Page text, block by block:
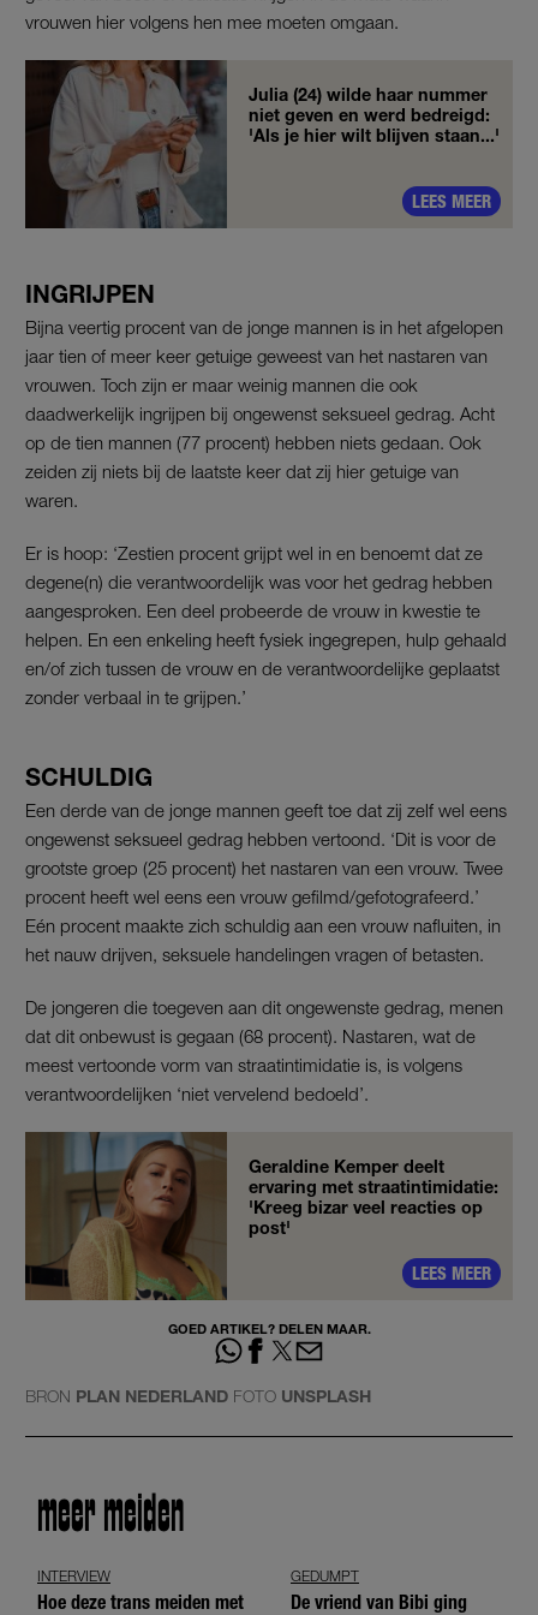
vrouwen hier volgens hen mee moeten omgaan.
Julia (24) wilde haar nummer
niet geven en werd bedreigd:
'Als je hier wilt blijven staan...'
LEES MEER
INGRIJPEN
Bijna veertig procent van de jonge mannen is in het afgelopen
jaar tien of meer keer getuige geweest van het nastaren van
vrouwen. Toch zijn er maar weinig mannen die ook
daadwerkelijk ingrijpen bij ongewenst seksueel gedrag. Acht
op de tien mannen (77 procent) hebben niets gedaan. Ook
zeiden zij niets bij de laatste keer dat zij hier getuige van
waren.
Er is hoop: ‘Zestien procent grijpt wel in en benoemt dat ze
degene(n) die verantwoordelijk was voor het gedrag hebben
aangesproken. Een deel probeerde de vrouw in kwestie te
helpen. En een enkeling heeft fysiek ingegrepen, hulp gehaald
en/of zich tussen de vrouw en de verantwoordelijke geplaatst
zonder verbaal in te grijpen.’
SCHULDIG
Een derde van de jonge mannen geeft toe dat zij zelf wel eens
ongewenst seksueel gedrag hebben vertoond. ‘Dit is voor de
grootste groep (25 procent) het nastaren van een vrouw. Twee
procent heeft wel eens een vrouw gefilmd/gefotografeerd.’
Eén procent maakte zich schuldig aan een vrouw nafluiten, in
het nauw drijven, seksuele handelingen vragen of betasten.
De jongeren die toegeven aan dit ongewenste gedrag, menen
dat dit onbewust is gegaan (68 procent). Nastaren, wat de
meest vertoonde vorm van straatintimidatie is, is volgens
verantwoordelijken ‘niet vervelend bedoeld’.
Geraldine Kemper deelt
ervaring met straatintimidatie:
'Kreeg bizar veel reacties op
post'
LEES MEER
GOED ARTIKEL? DELEN MAAR.
BRON PLAN NEDERLAND FOTO UNSPLASH
meer meiden
INTERVIEW
Hoe deze trans meiden met
GEDUMPT
De vriend van Bibi ging